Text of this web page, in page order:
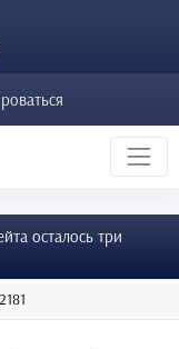
осталось три